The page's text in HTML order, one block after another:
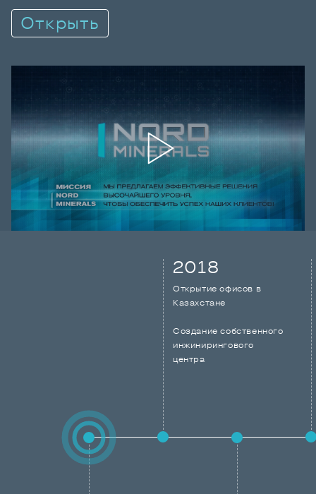
Открыть
2018
Открытие офисов в
Казахстане
Создание собственного
инжинирингового
центра